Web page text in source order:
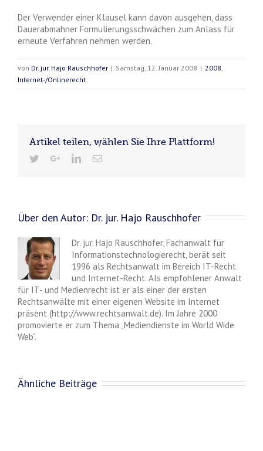
Der Verwender einer Klausel kann davon ausgehen, dass
Dauerabmahner Formulierungsschwächen zum Anlass für
erneute Verfahren nehmen werden.
von Dr. jur. Hajo Rauschhofer | Samstag, 12. Januar 2008 | 2008
Internet-/Onlinerecht
Artikel teilen, wählen Sie Ihre Plattform!
Über den Autor: Dr. jur. Hajo Rauschhofer
Dr. jur. Hajo Rauschhofer, Fachanwalt für
Informationstechnologierecht, berät seit
1996 als Rechtsanwalt im Bereich IT-Recht
und Internet-Recht. Als empfohlener Anwalt
für IT- und Medienrecht ist er als einer der ersten
Rechtsanwälte mit einer eigenen Website im Internet
präsent (http://www.rechtsanwalt.de). Im Jahre 2000
promovierte er zum Thema „Mediendienste im World Wide
Web“.
Ähnliche Beiträge